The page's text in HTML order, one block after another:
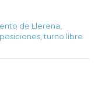
de Llerena
turno libre